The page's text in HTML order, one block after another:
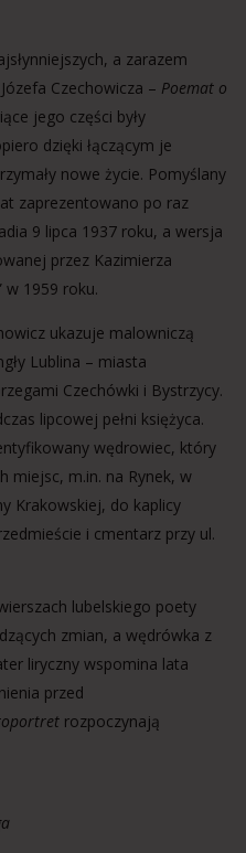
a zarazem
Czechowicza – Poemat o
jego części były
dzięki łączącym je
nowe życie. Pomyślany
zaprezentowano po raz
9 lipca 1937 roku, a wersja
przez Kazimierza
w 1959 roku.
ukazuje malowniczą
Lublina – miasta
Czechówki i Bystrzycy.
lipcowej pełni księżyca.
wędrowiec, który
miejsc, m.in. na Rynek, w
Krakowskiej, do kaplicy
i cmentarz przy ul.
lubelskiego poety
zmian, a wędrówka z
liryczny wspomina lata
przed
rozpoczynają